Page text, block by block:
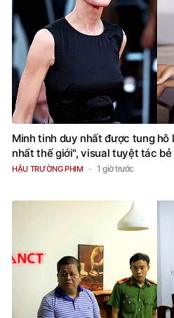
Minh tinh duy nhất được tung hô
nhất thế giới", visual tuyệt tác
HẬU TRƯỜNG PHIM 1 giờ trước